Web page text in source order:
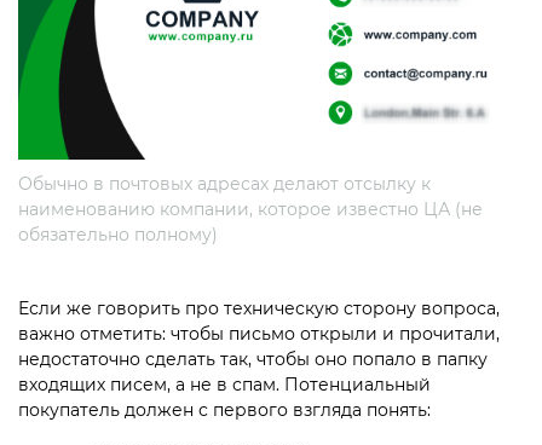
Обычно в почтовых адресах делают отсылку к
наименованию компании, которое известно ЦА (не
обязательно полному)
Если же говорить про техническую сторону вопроса,
важно отметить: чтобы письмо открыли и прочитали,
недостаточно сделать так, чтобы оно попало в папку
входящих писем, а не в спам. Потенциальный
покупатель должен с первого взгляда понять: